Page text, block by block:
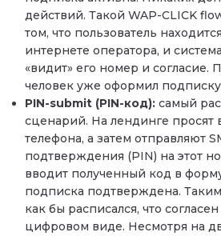
действий. Такой WAP-CLICK
том, что пользователь
интернете оператора, и
«видит» его номер и согласие.
человек уже оформил подписку
PIN-submit (PIN-код): самый
сценарий. На лендинге просят
телефона, а затем отправляют
подтверждения (PIN) на этот
вводит полученный код в
подписка подтверждена.
как бы расписался, что
цифровом виде. Несмотря на